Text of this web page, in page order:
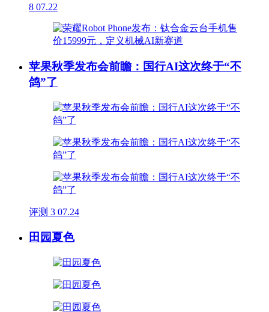
8 07.22
苹果秋季发布会前瞻：国行AI这次终于“不
鸽”了
评测 3 07.24
田园夏色